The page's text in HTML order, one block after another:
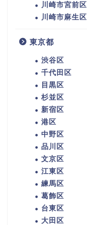
川崎市宮前区
川崎市麻生区
東京都
渋谷区
千代田区
目黒区
杉並区
新宿区
港区
中野区
品川区
文京区
江東区
練馬区
葛飾区
台東区
大田区